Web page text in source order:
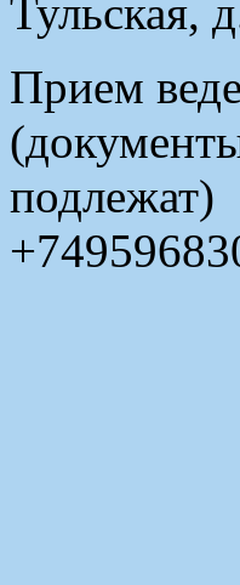
Тульская,
Прием
подлежат)